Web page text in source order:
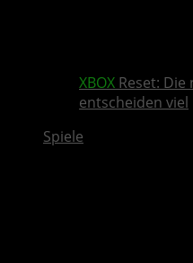
XBOX Reset: Die
entscheiden viel
Spiele